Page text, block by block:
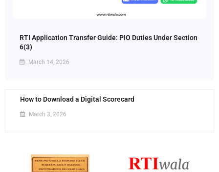
RTI Application Transfer Guide: PIO Duties Under Section
6(3)
March 14, 2026
How to Download a Digital Scorecard
March 3, 2026